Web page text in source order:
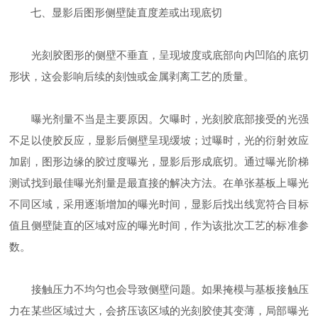
七、显影后图形侧壁陡直度差或出现底切
光刻胶图形的侧壁不垂直，呈现坡度或底部向内凹陷的底切
形状，这会影响后续的刻蚀或金属剥离工艺的质量。
曝光剂量不当是主要原因。欠曝时，光刻胶底部接受的光强
不足以使胶反应，显影后侧壁呈现缓坡；过曝时，光的衍射效应
加剧，图形边缘的胶过度曝光，显影后形成底切。通过曝光阶梯
测试找到最佳曝光剂量是最直接的解决方法。在单张基板上曝光
不同区域，采用逐渐增加的曝光时间，显影后找出线宽符合目标
值且侧壁陡直的区域对应的曝光时间，作为该批次工艺的标准参
数。
接触压力不均匀也会导致侧壁问题。如果掩模与基板接触压
力在某些区域过大，会挤压该区域的光刻胶使其变薄，局部曝光